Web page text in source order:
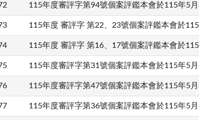
115年度審評字第94號個案評鑑本會於115年5
115年度 審評字 第22、23號個案評鑑本會於
115年度 審評字 第16、17號個案評鑑本會於
115年度審評字第31號個案評鑑本會於115年5
115年度審評字第47號個案評鑑本會於115年5
115年度審評字第36號個案評鑑本會於115年5